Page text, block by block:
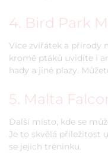
4. Bird Park
Více zvířátek a přírody
kromě ptáků uvidíte i
hady a jiné plazy.
5. Malta
Další místo, kde se
Je to skvělá příležitost
se jejich tréninku.